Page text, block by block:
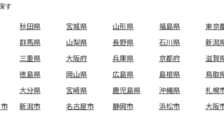
す
秋田県 宮城県 山形県 福島県 東京
群馬県 山梨県 長野県 石川県 新潟
三重県 大阪府 兵庫県 京都府 滋賀
徳島県 岡山県 広島県 島根県 鳥取
大分県 宮崎県 鹿児島県 沖縄県 札幌
新潟市 名古屋市 静岡市 浜松市 大阪